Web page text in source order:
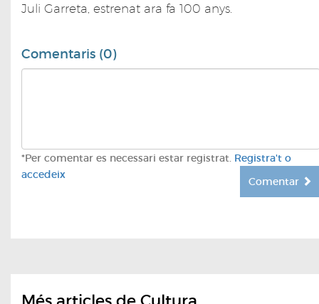
Juli Garreta, estrenat ara fa 100 anys.
Comentaris (0)
*Per comentar es necessari estar registrat. Registra't o
accedeix
Comentar